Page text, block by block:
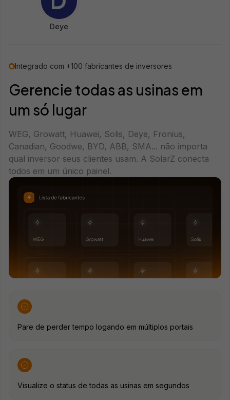
Deye
Integrado com +100 fabricantes de inversores
Gerencie todas as usinas em
um só lugar
WEG, Growatt, Huawei, Solis, Deye, Fronius,
Canadian, Goodwe, BYD, ABB, SMA... não importa
qual inversor seus clientes usam. A SolarZ conecta
todos em um único painel.
Pare de perder tempo logando em múltiplos portais
Visualize o status de todas as usinas em segundos